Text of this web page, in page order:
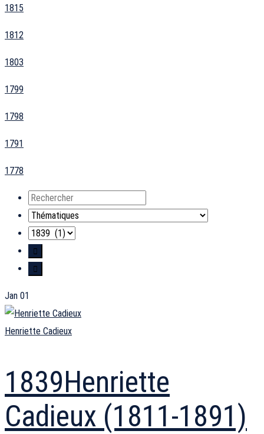
1815
1812
1803
1799
1798
1791
1778
Rechercher
Thématiques
Années
Jan 01
Henriette Cadieux
1839Henriette
Cadieux (1811-1891)